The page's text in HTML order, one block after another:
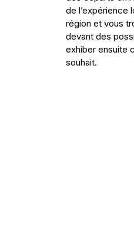
de l’expérience
région et vous
devant des
exhiber ensuite
souhait.